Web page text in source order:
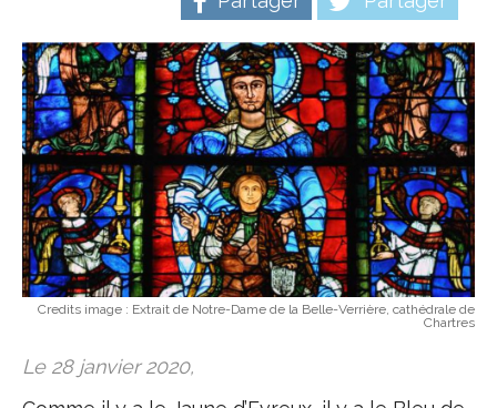
Credits image : Extrait de Notre-Dame de la Belle-Verrière, cathédrale de
Chartres
Le 28 janvier 2020,